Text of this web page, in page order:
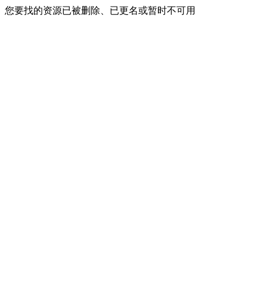
您要找的资源已被删除、已更名或暂时不可用